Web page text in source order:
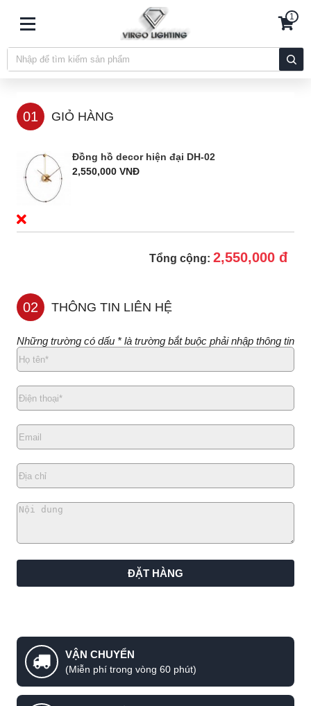
1
01 GIỎ HÀNG
Đồng hồ decor hiện đại DH-02
2,550,000 VNĐ
Tổng cộng: 2,550,000 đ
02 THÔNG TIN LIÊN HỆ
Những trường có dấu * là trường bắt buộc phải nhập thông tin
ĐẶT HÀNG
VẬN CHUYỂN
(Miễn phí trong vòng 60 phút)